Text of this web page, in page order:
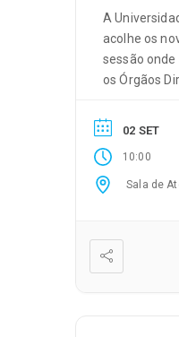
A
acolhe os
sessão
os Órgãos
Serviço da
02 SET
10:00
Sala de